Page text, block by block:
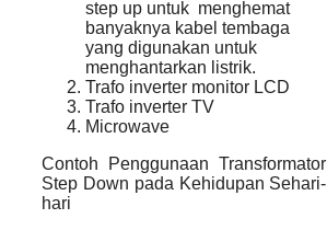
step up untuk menghemat
banyaknya kabel tembaga
yang digunakan untuk
menghantarkan listrik.
Trafo inverter monitor LCD
Trafo inverter TV
Microwave
Contoh Penggunaan Transformator
Step Down pada Kehidupan Sehari-
hari